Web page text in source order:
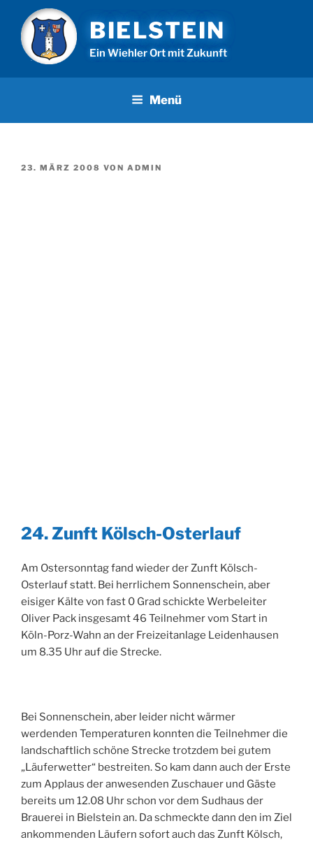
Inhalt
springen
BIELSTEIN
Ein Wiehler Ort mit Zukunft
Menü
VERÖFFENTLICHT
23. MÄRZ 2008 VON ADMIN
24. Zunft Kölsch-Osterlauf
Am Ostersonntag fand wieder der Zunft Kölsch-
Osterlauf statt. Bei herrlichem Sonnenschein, aber
eisiger Kälte von fast 0 Grad schickte Werbeleiter
Oliver Pack insgesamt 46 Teilnehmer vom Start in
Köln-Porz-Wahn an der Freizeitanlage Leidenhausen
um 8.35 Uhr auf die Strecke.
Bei Sonnenschein, aber leider nicht wärmer
werdenden Temperaturen konnten die Teilnehmer die
landschaftlich schöne Strecke trotzdem bei gutem
„Läuferwetter“ bestreiten. So kam dann auch der Erste
zum Applaus der anwesenden Zuschauer und Gäste
bereits um 12.08 Uhr schon vor dem Sudhaus der
Brauerei in Bielstein an. Da schmeckte dann den im Ziel
ankommenden Läufern sofort auch das Zunft Kölsch,